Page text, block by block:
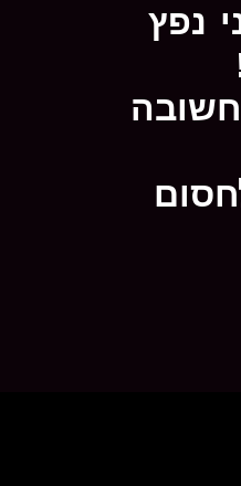
נפץ